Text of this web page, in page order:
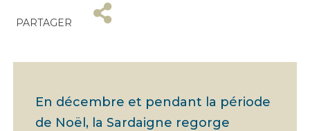
PARTAGER
En décembre et pendant la période
de Noël, la Sardaigne regorge